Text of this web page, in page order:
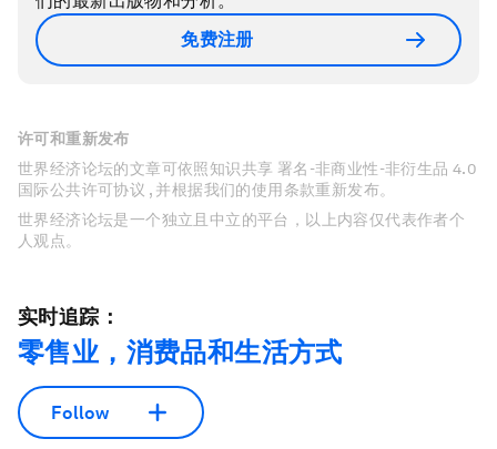
免费注册
许可和重新发布
世界经济论坛的文章可依照知识共享 署名-非商业性-非衍生品 4.0
国际公共许可协议 , 并根据我们的使用条款重新发布。
世界经济论坛是一个独立且中立的平台，以上内容仅代表作者个
人观点。
实时追踪：
零售业，消费品和生活方式
Follow